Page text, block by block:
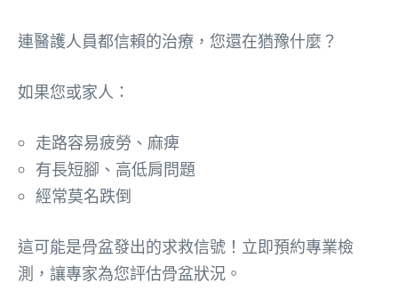
連醫護人員都信賴的治療，您還在猶豫什麼？
如果您或家人：
走路容易疲勞、麻痺
有長短腳、高低肩問題
經常莫名跌倒
這可能是骨盆發出的求救信號！立即預約專業檢
測，讓專家為您評估骨盆狀況。